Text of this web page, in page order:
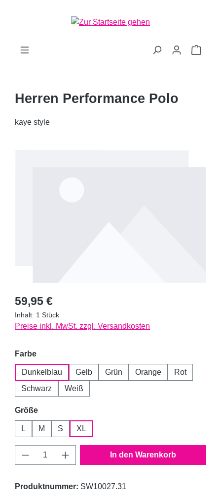
Herren Performance Polo
kaye style
Regulärer Preis:
59,95 €
Inhalt: 1 Stück
Preise inkl. MwSt. zzgl. Versandkosten
Farbeauswählen
Dunkelblau Gelb Grün Orange
Rot
Schwarz
Weiß
Größeauswählen
L M S XL
Produkt Anzahl: Gib den gewünschten
In den Warenkorb
Produktnummer: SW10027.31